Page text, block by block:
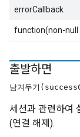
errorCallback
function(non-null
출발하면
남겨두기
세션과 관련하여
(연결 해제).